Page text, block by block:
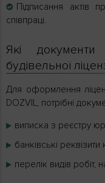
Підписання актів
співпраці.
Які
будівельної
Для оформлення
DOZVIL, потрібні
виписка з реєстру
банківські реквізити
перелік видів робіт,